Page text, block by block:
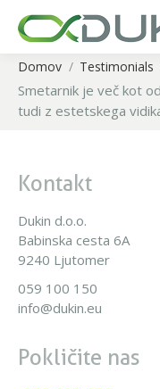
You are here:
Domov Testimonials
Smetarnik je več kot
tudi z estetskega
Kontakt
Dukin d.o.o.
Babinska cesta 6A
9240 Ljutomer
059 100 150
info@dukin.eu
Pokličite nas